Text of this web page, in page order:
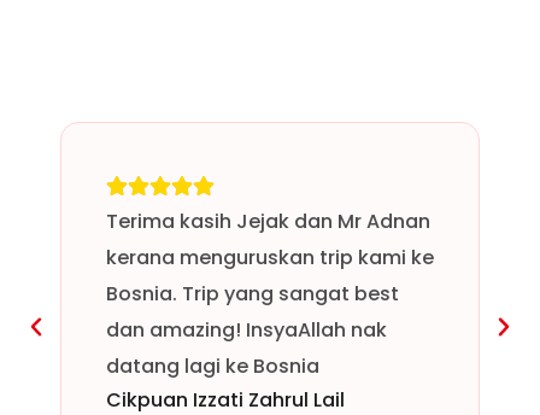
Terima kasih Jejak dan Mr Adnan
kerana menguruskan trip kami ke
Bosnia. Trip yang sangat best
dan amazing! InsyaAllah nak
datang lagi ke Bosnia
Cikpuan Izzati Zahrul Lail